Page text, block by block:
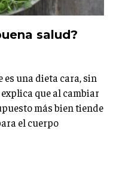
salud?
una dieta cara, sin
que al cambiar
más bien tiende
el cuerpo